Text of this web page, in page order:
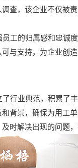
查，该企业不仅被
工的归属感和忠诚
与支持，为企业创
行业典范，积累了
背景，确保为用工
时解决出现的问题，